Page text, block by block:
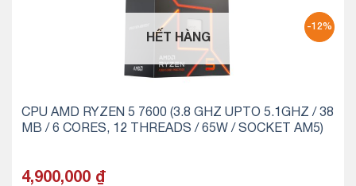
-12%
HẾT HÀNG
CPU AMD RYZEN 5 7600 (3.8 GHZ UPTO 5.1GHZ / 38
MB / 6 CORES, 12 THREADS / 65W / SOCKET AM5)
4,900,000 ₫